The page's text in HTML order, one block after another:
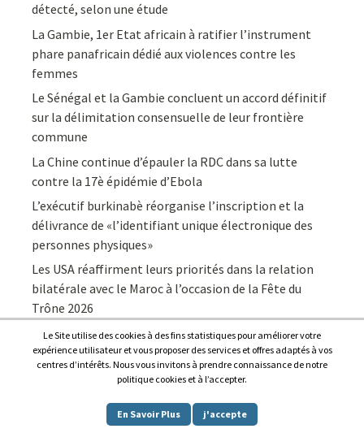
détecté, selon une étude
La Gambie, 1er Etat africain à ratifier l’instrument
phare panafricain dédié aux violences contre les
femmes
Le Sénégal et la Gambie concluent un accord définitif
sur la délimitation consensuelle de leur frontière
commune
La Chine continue d’épauler la RDC dans sa lutte
contre la 17è épidémie d’Ebola
L’exécutif burkinabè réorganise l’inscription et la
délivrance de «l’identifiant unique électronique des
personnes physiques»
Les USA réaffirment leurs priorités dans la relation
bilatérale avec le Maroc à l’occasion de la Fête du
Trône 2026
Afrique7, l’info du continent en continu
Proudly powered by WordPress.| Theme: Awaken by
Le Site utilise des cookies à des fins statistiques pour améliorer votre
expérience utilisateur et vous proposer des services et offres adaptés à vos
centres d’intérêts. Nous vous invitons à prendre connaissance de notre
politique cookies et à l’accepter.
En Savoir Plus j'accepte